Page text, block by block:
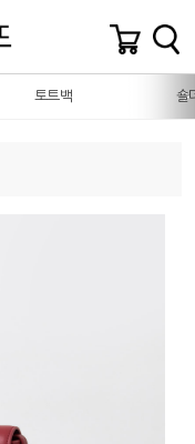
토트백 숄